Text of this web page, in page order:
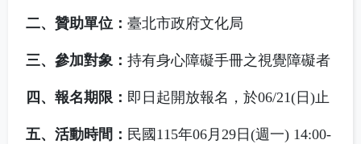
二、贊助單位： 臺北市政府文化局
三、參加對象： 持有身心障礙手冊之視覺障礙者
四、報名期限： 即日起開放報名，於06/21(日 )止
五、活動時間： 民國 115年06月 29日 (週一) 14:00-